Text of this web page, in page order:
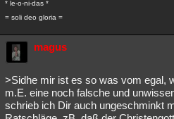
* le-o-ni-das *
= soli deo gloria =
magus
>Sidhe mir ist es so was vom egal,
m.E. eine noch falsche und
schrieb ich Dir auch ungeschminkt